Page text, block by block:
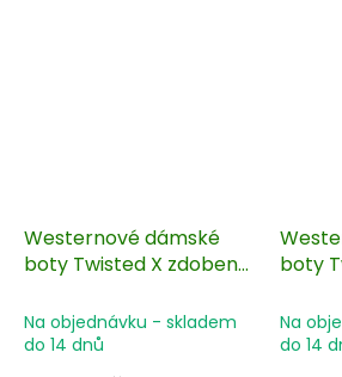
Westernové dámské
boty Twisted X zdobené
Na objednávku - skladem
do 14 dnů
boty
Na
do 14